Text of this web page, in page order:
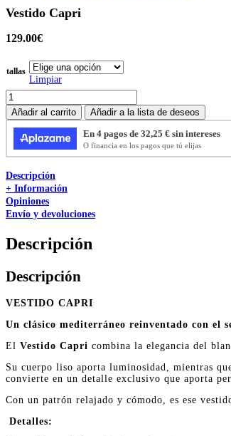
Vestido Capri
129.00€
tallas
Limpiar
Añadir al carrito Añadir a la lista de deseos
Descripción
+ Información
Opiniones
Envío y devoluciones
Descripción
Descripción
VESTIDO CAPRI
Un clásico mediterráneo reinventado con el
El Vestido Capri combina la elegancia del
Su cuerpo liso aporta luminosidad, mientras
convierte en un detalle exclusivo que aporta
Con un patrón relajado y cómodo, es ese
Detalles: